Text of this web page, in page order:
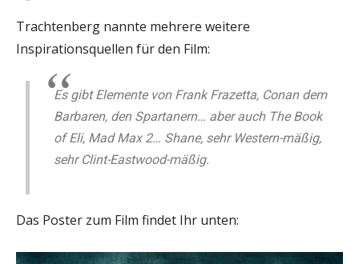
Trachtenberg nannte mehrere weitere
Inspirationsquellen für den Film:
Es gibt Elemente von Frank Frazetta, Conan dem
Barbaren, den Spartanern… aber auch The Book
of Eli, Mad Max 2… Shane, sehr Western-mäßig,
sehr Clint-Eastwood-mäßig.
Das Poster zum Film findet Ihr unten: